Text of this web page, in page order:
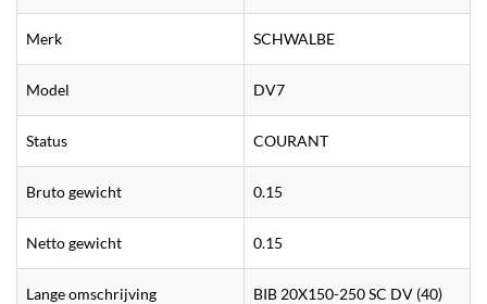
Merk SCHWALBE
Model DV7
Status COURANT
Bruto gewicht 0.15
Netto gewicht 0.15
Lange omschrijving
BIB 20X150-250 SC DV (40)